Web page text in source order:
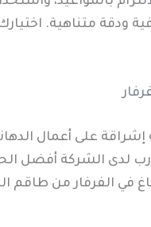
ودقة متناهية.
على أعمال
لدى الشركة أفضل
الفرفار من طاقم